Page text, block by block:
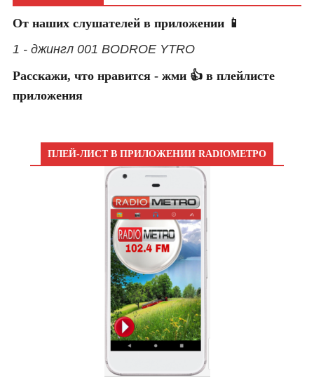
От наших слушателей в приложении 📱
1 - джингл 001 BODROE YTRO
Расскажи, что нравится - жми 👍 в плейлисте
приложения
ПЛЕЙ-ЛИСТ В ПРИЛОЖЕНИИ RADIOМЕТРО